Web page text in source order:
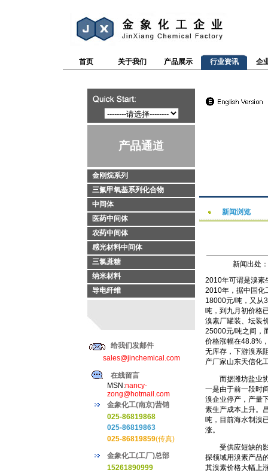
首页 关于我们 产品展示 行业资讯 企
产品通道
金刚烷系列
三氟甲氧基系列化合物
中间体
医药中间体
农药中间体
感光材料中间体
三氯蔗糖
纳米材料
导电纤维
给我们发邮件
sales@jinchemical.com
在线留言
MSN:nancy-
zong@hotmail.com
金象化工(南京)营销
025-86819868
025-86819863
025-86819859(传真)
金象化工(工厂)总部
15261890999
新闻浏览
新闻出处
2010年可谓是溴素
2010年，据中国化
18000元/吨，又从
吨，到九月初价格
溴素厂罐装、坛装
25000元/吨之间，
价格涨幅在48.8%
无库存，下游溴系
产厂家山东天信化
而据潍坊盐业协
一是由于前一段时
溴企业停产，产量
素生产成本上升。
吨，目前海水制溴
涨。
受供应短缺的影
探领域用溴素产品
其溴素价格大幅上